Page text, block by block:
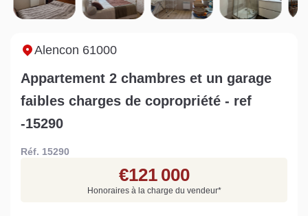
Nids : guide d’achat
immobilier
démarches à
entreprendre ?
Rapide et gratuit, recevez votre estimation
en quelques clics.
Alencon 61000
Appartement 2 chambres et un garage
faibles charges de copropriété - ref
-15290
Réf. 15290
€121 000
Honoraires à la charge du vendeur*